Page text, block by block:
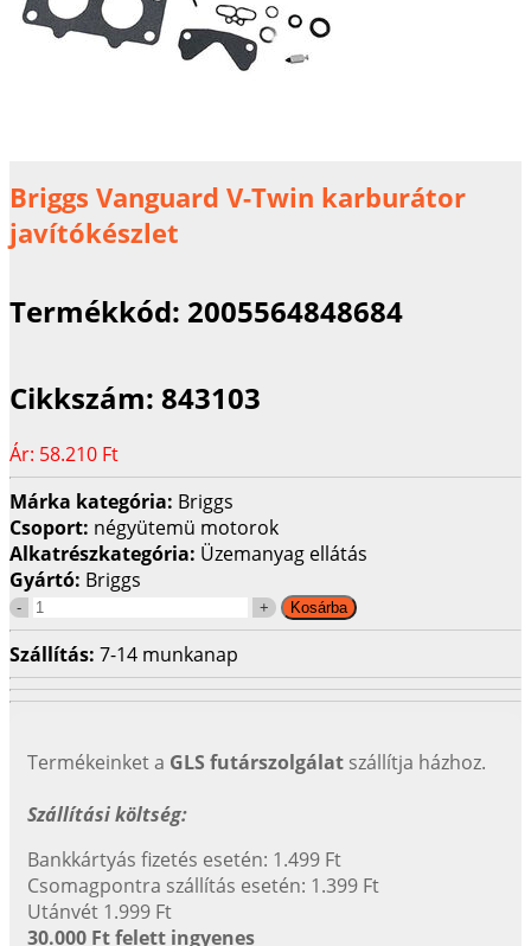
Briggs Vanguard V-Twin karburátor
javítókészlet
Termékkód: 2005564848684
Cikkszám: 843103
Ár: 58.210 Ft
Márka kategória: Briggs
Csoport: négyütemü motorok
Alkatrészkategória: Üzemanyag ellátás
Gyártó: Briggs
Szállítás: 7-14 munkanap
Termékeinket a GLS futárszolgálat szállítja házhoz.
Szállítási költség:
Bankkártyás fizetés esetén: 1.499 Ft
Csomagpontra szállítás esetén: 1.399 Ft
Utánvét 1.999 Ft
30.000 Ft felett ingyenes